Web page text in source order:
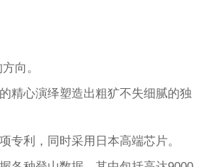
向。
精心演绎塑造出粗犷不失细腻的独
专利，同时采用日本高端芯片。